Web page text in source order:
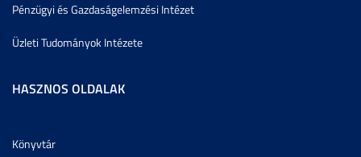
Pénzügyi és Gazdaságelemzési Intézet
Üzleti Tudományok Intézete
HASZNOS OLDALAK
Könyvtár